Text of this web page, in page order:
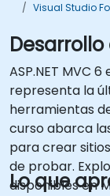
Visual Studio
Desarrollo
ASP.NET MVC
representa la
herramientas
curso abarca
para crear
de probar.
disponibles en
Lo que